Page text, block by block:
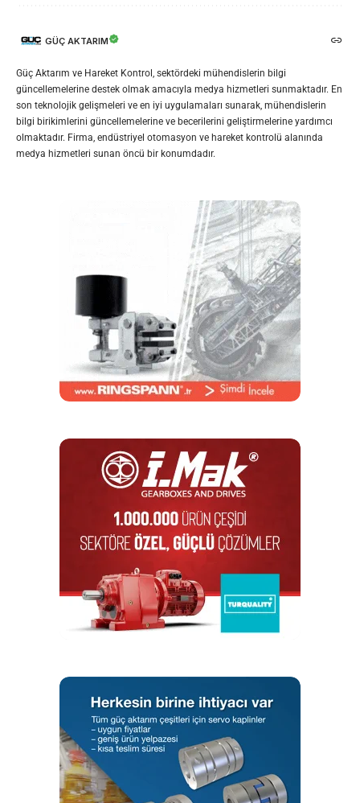
GÜÇ AKTARIM
Güç Aktarım ve Hareket Kontrol, sektördeki mühendislerin bilgi
güncellemelerine destek olmak amacıyla medya hizmetleri sunmaktadır. En
son teknolojik gelişmeleri ve en iyi uygulamaları sunarak, mühendislerin
bilgi birikimlerini güncellemelerine ve becerilerini geliştirmelerine yardımcı
olmaktadır. Firma, endüstriyel otomasyon ve hareket kontrolü alanında
medya hizmetleri sunan öncü bir konumdadır.